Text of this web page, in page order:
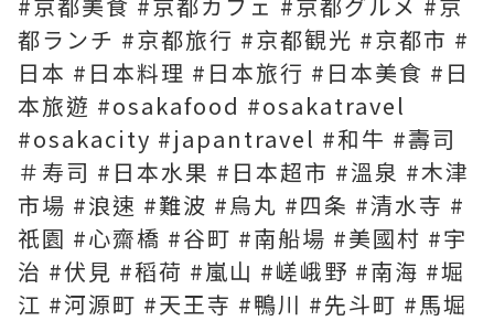
都ランチ #京都旅行 #京都観光 #京都市 #
日本 #日本料理 #日本旅行 #日本美食 #日
本旅遊 #osakafood #osakatravel
#osakacity #japantravel #和牛 #壽司
＃寿司 #日本水果 #日本超市 #溫泉 #木津
市場 #浪速 #難波 #烏丸 #四条 #清水寺 #
祇園 #心齋橋 #谷町 #南船場 #美國村 #宇
治 #伏見 #稻荷 #嵐山 #嵯峨野 #南海 #堀
江 #河源町 #天王寺 #鴨川 #先斗町 #馬堀